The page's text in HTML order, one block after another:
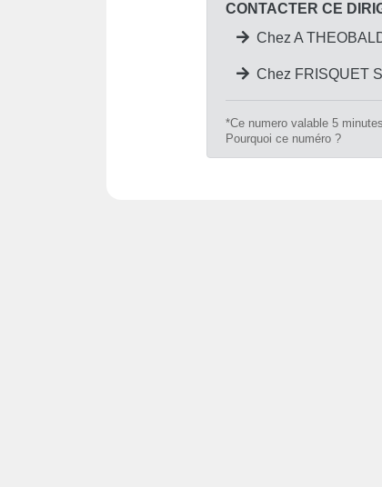
CONTACTER CE
Chez A
Chez FRISQUET
*Ce numero valable 5
Pourquoi ce numéro ?